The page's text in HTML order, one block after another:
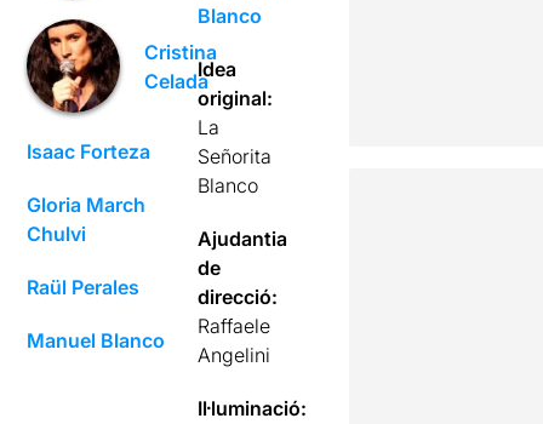
Cristina
Celada
Isaac Forteza
Gloria March
Chulvi
Raül Perales
Manuel Blanco
Blanco
Idea
original:
La
Señorita
Blanco
Ajudantia
de
direcció:
Raffaele
Angelini
Il·luminació: